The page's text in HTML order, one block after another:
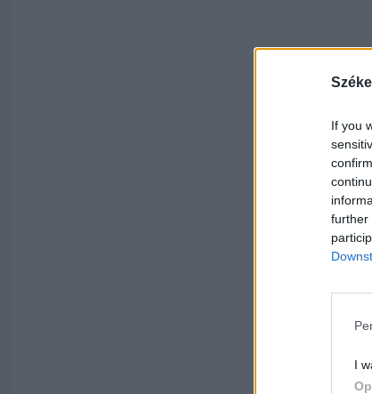
If you
further
I